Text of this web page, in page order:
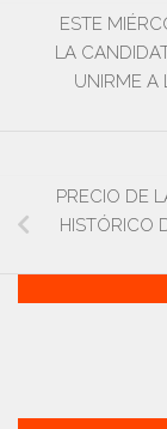
ESTE
LA
UNIRME A
PRECIO DE
HISTÓRICO